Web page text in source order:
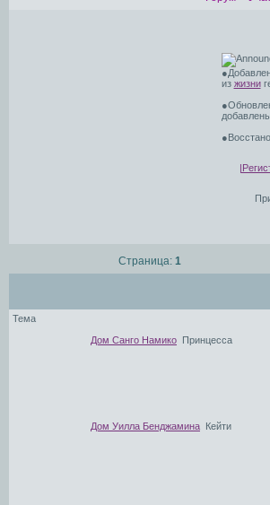
из жизни
Страница:1
Тема
Дом Санго Намико Принцесса
Дом Уилла Бенджамина Кейти